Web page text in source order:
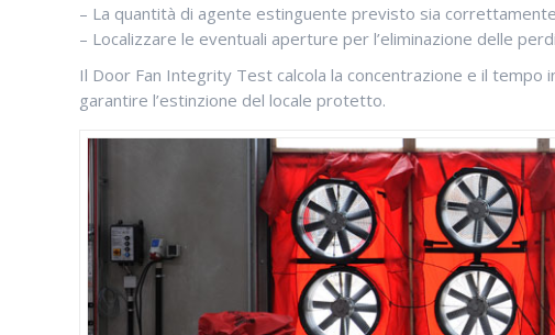
– La quantità di agente estinguente previsto sia
– Localizzare le eventuali aperture per l’eliminazione delle
Il Door Fan Integrity Test calcola la concentrazione e il tempo
garantire l’estinzione del locale protetto.